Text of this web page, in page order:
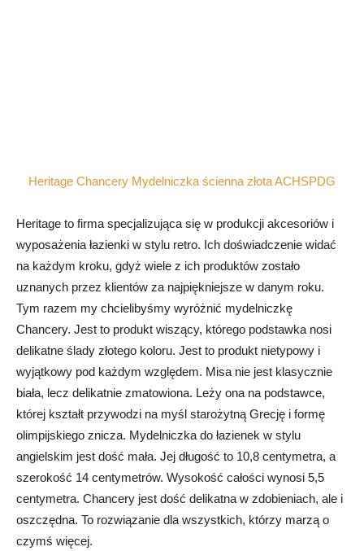
Heritage Chancery Mydelniczka ścienna złota ACHSPDG
Heritage to firma specjalizująca się w produkcji akcesoriów i
wyposażenia łazienki w stylu retro. Ich doświadczenie widać
na każdym kroku, gdyż wiele z ich produktów zostało
uznanych przez klientów za najpiękniejsze w danym roku.
Tym razem my chcielibyśmy wyróżnić mydelniczkę
Chancery. Jest to produkt wiszący, którego podstawka nosi
delikatne ślady złotego koloru. Jest to produkt nietypowy i
wyjątkowy pod każdym względem. Misa nie jest klasycznie
biała, lecz delikatnie zmatowiona. Leży ona na podstawce,
której kształt przywodzi na myśl starożytną Grecję i formę
olimpijskiego znicza. Mydelniczka do łazienek w stylu
angielskim jest dość mała. Jej długość to 10,8 centymetra, a
szerokość 14 centymetrów. Wysokość całości wynosi 5,5
centymetra. Chancery jest dość delikatna w zdobieniach, ale i
oszczędna. To rozwiązanie dla wszystkich, którzy marzą o
czymś więcej.